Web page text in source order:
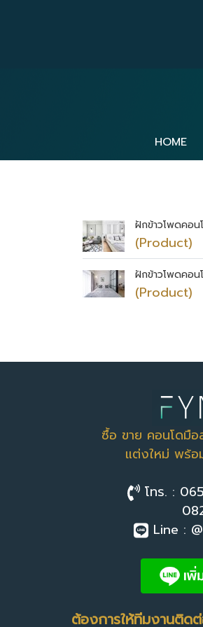
HOME
ฝักข้าวโพดคอ
(Product)
ฝักข้าวโพดคอ
(Product)
ซื้อ ขาย คอนโดมื
แต่งใหม่ พร้อ
โทร. :
082
Line :
ต้องการให้ทีมงานติด